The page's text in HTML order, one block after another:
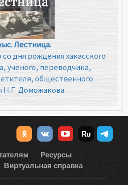
Лестница.
дня рождения хакасского
ученого, переводчика,
общественного
Н.Г. Доможакова
Ресурсы
Виртуальная справка